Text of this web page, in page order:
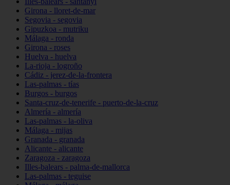
Girona - lloret-de-mar
Segovia - segovia
Gipuzkoa - mutriku
Málaga - ronda
Girona - roses
Huelva - huelva
La-rioja - logroño
Cádiz - jerez-de-la-frontera
Las-palmas - tías
Burgos - burgos
Santa-cruz-de-tenerife - puerto-de-la-cruz
Almería - almería
Las-palmas - la-oliva
Málaga - mijas
Granada - granada
Alicante - alicante
Zaragoza - zaragoza
Illes-balears - palma-de-mallorca
Las-palmas - teguise